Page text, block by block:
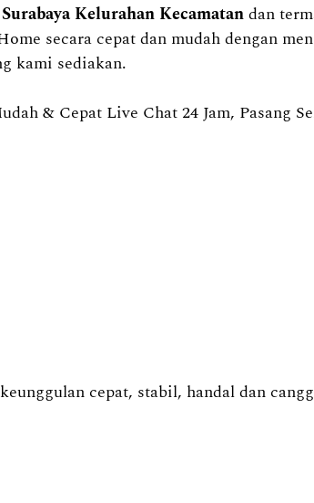
Kelurahan Kecamatandan
secara cepat dan mudah dengan
kami sediakan.
& Cepat Live Chat 24 Jam, Pasang
cepat, stabil, handal dan